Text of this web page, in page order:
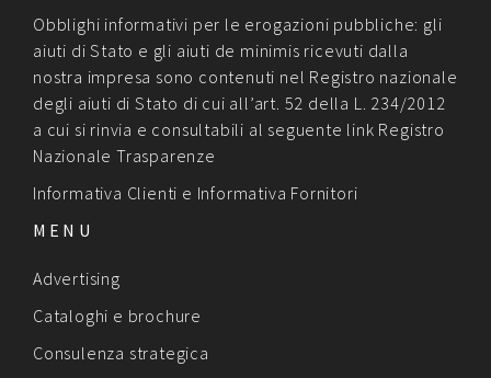
Obblighi informativi per le erogazioni pubbliche: gli
aiuti di Stato e gli aiuti de minimis ricevuti dalla
nostra impresa sono contenuti nel Registro nazionale
degli aiuti di Stato di cui all’art. 52 della L. 234/2012
a cui si rinvia e consultabili al seguente link Registro
Nazionale Trasparenze
Informativa Clienti e Informativa Fornitori
MENU
Advertising
Cataloghi e brochure
Consulenza strategica